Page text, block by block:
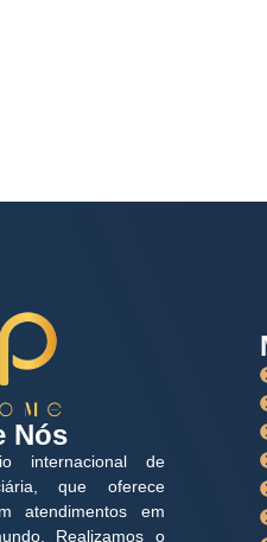
Nós
internacional de
que oferece
atendimentos em
Realizamos o